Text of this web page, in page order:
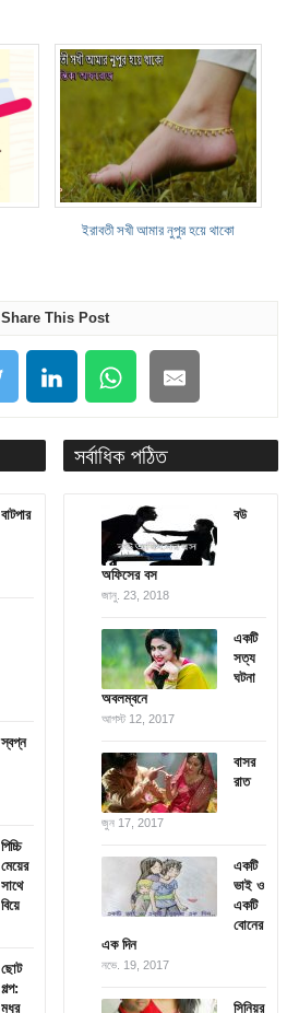
ইরাবতী সখী আমার নুপুর হয়ে থাকো
Share This Post
বাটপার
স্বপ্ন
পিচ্চি
মেয়ের
সাথে
বিয়ে
ছোট
গল্প:
মধুর
সর্বাধিক পঠিত
বউ
অফিসের বস
জানু. 23, 2018
একটি
সত্য
ঘটনা
অবলম্বনে
আগস্ট 12, 2017
বাসর
রাত
জুন 17, 2017
একটি
ভাই ও
একটি
বোনের
এক দিন
নভে. 19, 2017
সিনিয়র